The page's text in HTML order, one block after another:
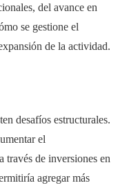
del avance en
se gestione el
de la actividad.
desafíos estructurales.
el
través de inversiones en
agregar más